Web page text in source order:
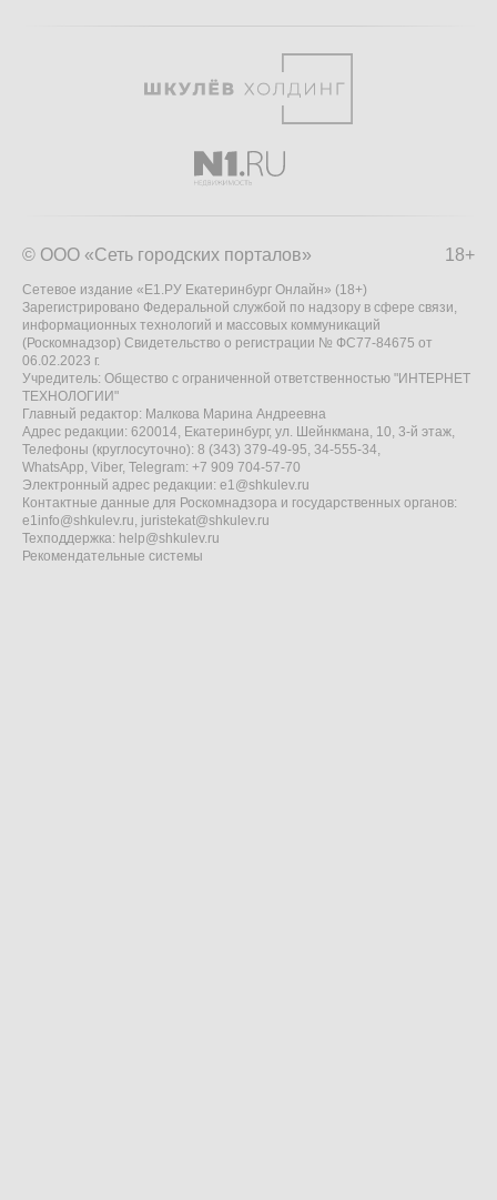
18+
© ООО «Сеть городских порталов»
Сетевое издание «Е1.РУ Екатеринбург Онлайн» (18+)
Зарегистрировано Федеральной службой по надзору в сфере связи,
информационных технологий и массовых коммуникаций
(Роскомнадзор) Свидетельство о регистрации № ФС77-84675 от
06.02.2023 г.
Учредитель: Общество с ограниченной ответственностью "ИНТЕРНЕТ
ТЕХНОЛОГИИ"
Главный редактор: Малкова Марина Андреевна
Адрес редакции: 620014, Екатеринбург, ул. Шейнкмана, 10, 3-й этаж,
Телефоны (круглосуточно): 8 (343) 379-49-95, 34-555-34,
WhatsApp, Viber, Telegram: +7 909 704-57-70
Электронный адрес редакции: e1@shkulev.ru
Контактные данные для Роскомнадзора и государственных органов:
e1info@shkulev.ru, juristekat@shkulev.ru
Техподдержка: help@shkulev.ru
Рекомендательные системы